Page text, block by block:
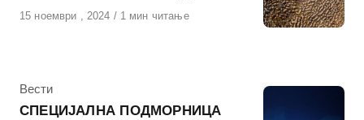
Објавено
15 ноември , 2024 1 мин читање
КАтегорија
Вести
СПЕЦИЈАЛНА ПОДМОРНИЦА